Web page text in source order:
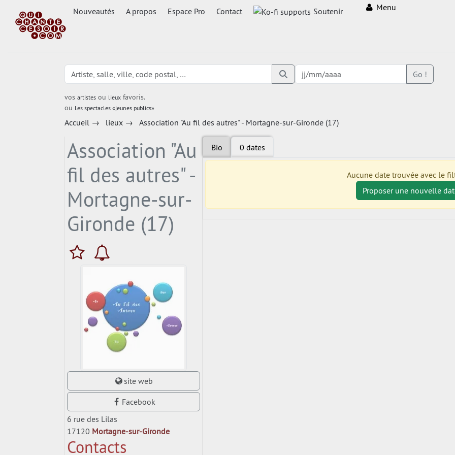
Nouveautés A propos Espace Pro Contact Soutenir Menu
vos artistesou lieuxfavoris.
ou Les spectacles «jeunes publics»
Go !
Accueil→ lieux→ Association "Au fil des autres" - Mortagne-sur-Gironde (17)
Association "Au
fil des autres" -
Mortagne-sur-
Gironde (17)
site web
Facebook
6 rue des Lilas
17120 Mortagne-sur-Gironde
Contacts
Bio 0 dates
Aucune date trouvée avec le
Proposer une nouvelle